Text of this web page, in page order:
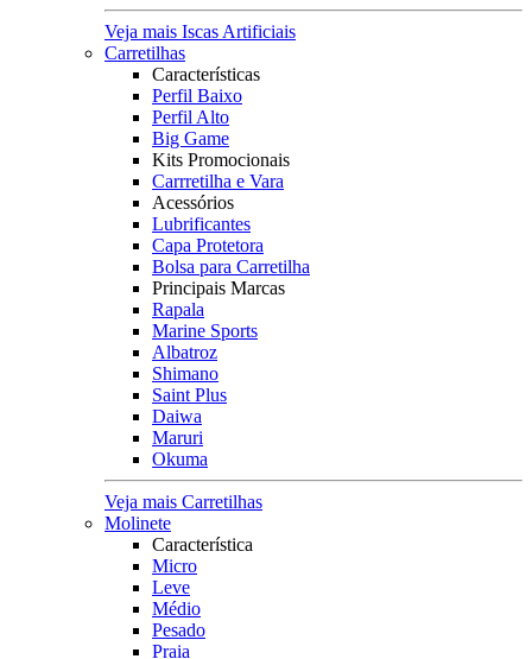
Veja mais Iscas Artificiais
Carretilhas
Características
Perfil Baixo
Perfil Alto
Big Game
Kits Promocionais
Carrretilha e Vara
Acessórios
Lubrificantes
Capa Protetora
Bolsa para Carretilha
Principais Marcas
Rapala
Marine Sports
Albatroz
Shimano
Saint Plus
Daiwa
Maruri
Okuma
Veja mais Carretilhas
Molinete
Característica
Micro
Leve
Médio
Pesado
Praia